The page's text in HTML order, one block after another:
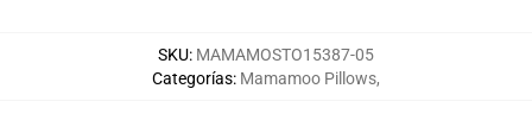
SKU: MAMAMOSTO15387-05
Categorías: Mamamoo Pillows,